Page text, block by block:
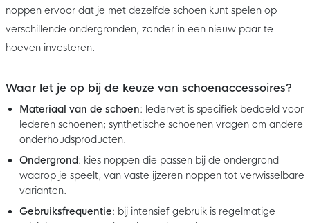
noppen ervoor dat je met dezelfde schoen kunt spelen op
verschillende ondergronden, zonder in een nieuw paar te
hoeven investeren.
Waar let je op bij de keuze van schoenaccessoires?
Materiaal van de schoen: ledervet is specifiek bedoeld voor
lederen schoenen; synthetische schoenen vragen om andere
onderhoudsproducten.
Ondergrond: kies noppen die passen bij de ondergrond
waarop je speelt, van vaste ijzeren noppen tot verwisselbare
varianten.
Gebruiksfrequentie: bij intensief gebruik is regelmatige